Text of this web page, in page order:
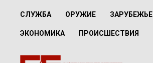
СЛУЖБА ОРУЖИЕ ЗАРУБЕЖЬЕ
ЭКОНОМИКА ПРОИСШЕСТВИЯ